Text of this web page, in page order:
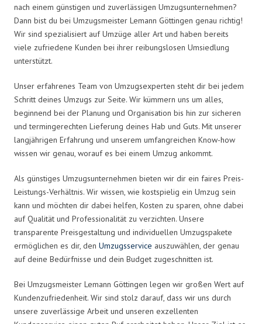
nach einem günstigen und zuverlässigen Umzugsunternehmen?
Dann bist du bei Umzugsmeister Lemann Göttingen genau richtig!
Wir sind spezialisiert auf Umzüge aller Art und haben bereits
viele zufriedene Kunden bei ihrer reibungslosen Umsiedlung
unterstützt.
Unser erfahrenes Team von Umzugsexperten steht dir bei jedem
Schritt deines Umzugs zur Seite. Wir kümmern uns um alles,
beginnend bei der Planung und Organisation bis hin zur sicheren
und termingerechten Lieferung deines Hab und Guts. Mit unserer
langjährigen Erfahrung und unserem umfangreichen Know-how
wissen wir genau, worauf es bei einem Umzug ankommt.
Als günstiges Umzugsunternehmen bieten wir dir ein faires Preis-
Leistungs-Verhältnis. Wir wissen, wie kostspielig ein Umzug sein
kann und möchten dir dabei helfen, Kosten zu sparen, ohne dabei
auf Qualität und Professionalität zu verzichten. Unsere
transparente Preisgestaltung und individuellen Umzugspakete
ermöglichen es dir, den Umzugsservice auszuwählen, der genau
auf deine Bedürfnisse und dein Budget zugeschnitten ist.
Bei Umzugsmeister Lemann Göttingen legen wir großen Wert auf
Kundenzufriedenheit. Wir sind stolz darauf, dass wir uns durch
unsere zuverlässige Arbeit und unseren exzellenten